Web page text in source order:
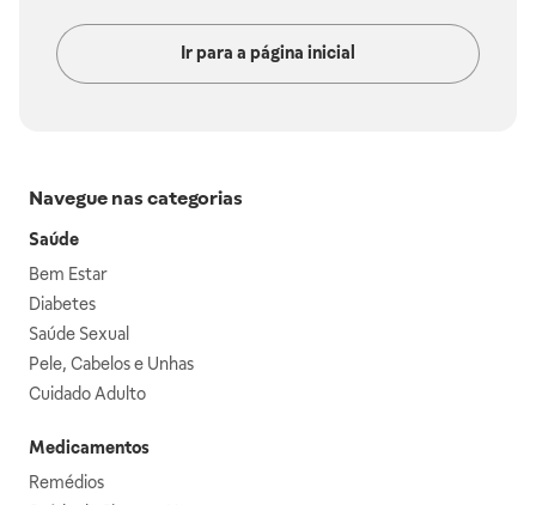
Ir para a página inicial
Navegue nas categorias
Saúde
Bem Estar
Diabetes
Saúde Sexual
Pele, Cabelos e Unhas
Cuidado Adulto
Medicamentos
Remédios